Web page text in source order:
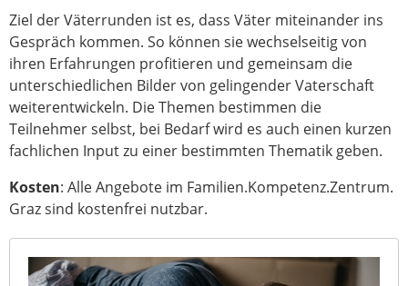
Ziel der Väterrunden ist es, dass Väter miteinander ins
Gespräch kommen. So können sie wechselseitig von
ihren Erfahrungen profitieren und gemeinsam die
unterschiedlichen Bilder von gelingender Vaterschaft
weiterentwickeln. Die Themen bestimmen die
Teilnehmer selbst, bei Bedarf wird es auch einen kurzen
fachlichen Input zu einer bestimmten Thematik geben.
Kosten: Alle Angebote im Familien.Kompetenz.Zentrum.
Graz sind kostenfrei nutzbar.